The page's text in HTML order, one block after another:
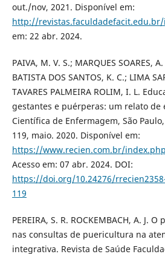
out./nov, 2021. Disponível em:
http://revistas.faculdadefacit.edu.br/
em: 22 abr. 2024.
PAIVA, M. V. S.; MARQUES SOARES,
BATISTA DOS SANTOS, K. C.; LIMA
TAVARES PALMEIRA ROLIM, I. L.
gestantes e puérperas: um relato de
Científica de Enfermagem, São
119, maio. 2020. Disponível em:
https://www.recien.com.br/
Acesso em: 07 abr. 2024. DOI:
https://doi.org/10.24276/
119
PEREIRA, S. R. ROCKEMBACH, A. J.
nas consultas de puericultura na
integrativa. Revista de Saúde